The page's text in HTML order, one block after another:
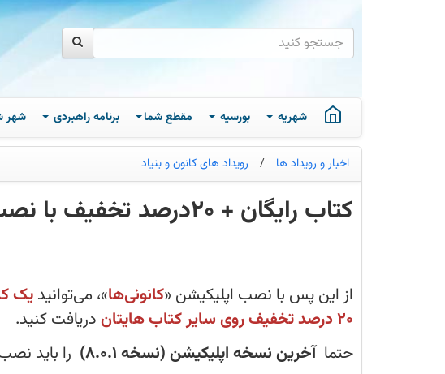
شهریه بورسیه مقطع شما برنامه راهبردی شهر
اخبار و رویداد ها / رویداد های کانون و بنیاد
کتاب رایگان + 20درصد تخفیف با نصب اپ کانونی ها
نصب
اپلیکیشن
«کانونی‌ها»،
می‌توانید
هزار
تومان
از این پس با نصب اپلیکیشن «کانونی‌ها»، می‌توانیدیک
20 درصد تخفیف روی سایر کتاب هایتان
دریافت کنید.
حتماآخرین نسخه اپلیکیشن (نسخه 8.0.1)
را باید